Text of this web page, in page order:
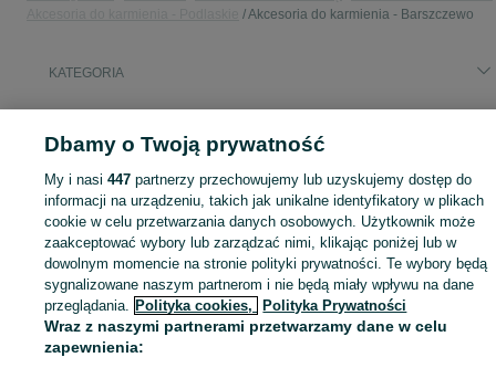
Akcesoria do karmienia - Barszczewo
KATEGORIA
Mapa kategorii
Mapa miejscowości
Mapa ministron
Popularne wyszukiwania
Dbamy o Twoją prywatność
My i nasi447 partnerzy przechowujemy lub uzyskujemy dostęp do
informacji na urządzeniu, takich jak unikalne identyfikatory w plikach
cookie w celu przetwarzania danych osobowych. Użytkownik może
zaakceptować wybory lub zarządzać nimi, klikając poniżej lub w
dowolnym momencie na stronie polityki prywatności. Te wybory będą
sygnalizowane naszym partnerom i nie będą miały wpływu na dane
przeglądania. Polityka cookies, Polityka Prywatności
Wraz z naszymi partnerami przetwarzamy dane w celu
zapewnienia: